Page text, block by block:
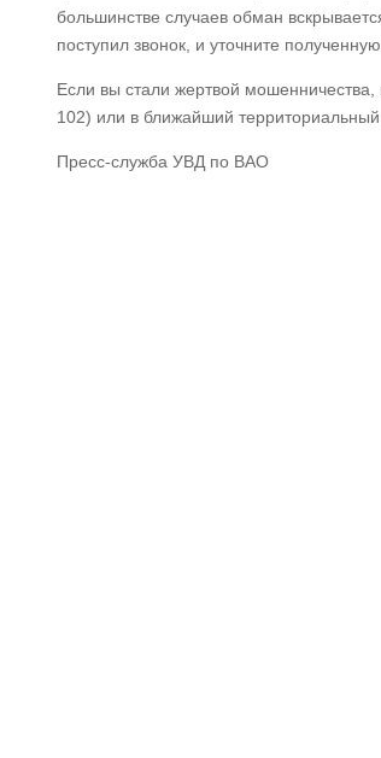
большинстве случаев обман
поступил звонок, и уточните
Если вы стали жертвой
102) или в ближайший
Пресс-служба УВД по ВАО